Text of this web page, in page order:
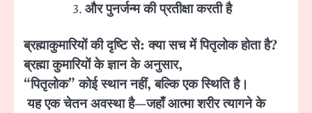
और पुनर्जन्म की प्रतीक्षा करती है
ब्रह्माकुमारियों की दृष्टि से:क्या सच में पितृलोक होता है?
ब्रह्मा कुमारियों के ज्ञान के अनुसार,
“पितृलोक”कोई स्थान नहीं,बल्कि एक स्थिति है।
यह एक चेतन अवस्था है—जहाँ आत्मा शरीर त्यागने के